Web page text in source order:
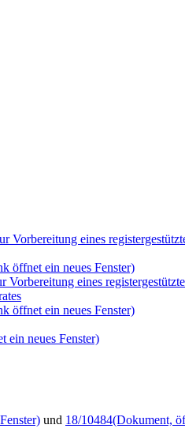
Vorbereitung eines
öffnet ein neues Fenster)
eines
öffnet ein neues Fenster)
ein neues Fenster)
und 18/10484(Dokument,